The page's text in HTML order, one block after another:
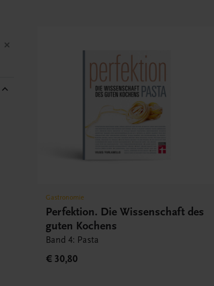
Gastronomie
Perfektion. Die Wissenschaft des
guten Kochens
Band 4: Pasta
€ 30,80